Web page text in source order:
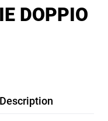
DOPPIO
Description